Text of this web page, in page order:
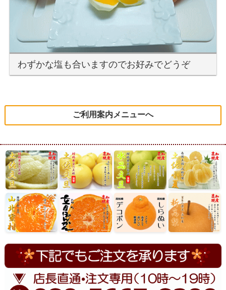
わずかな塩も合いますのでお好みでどうぞ